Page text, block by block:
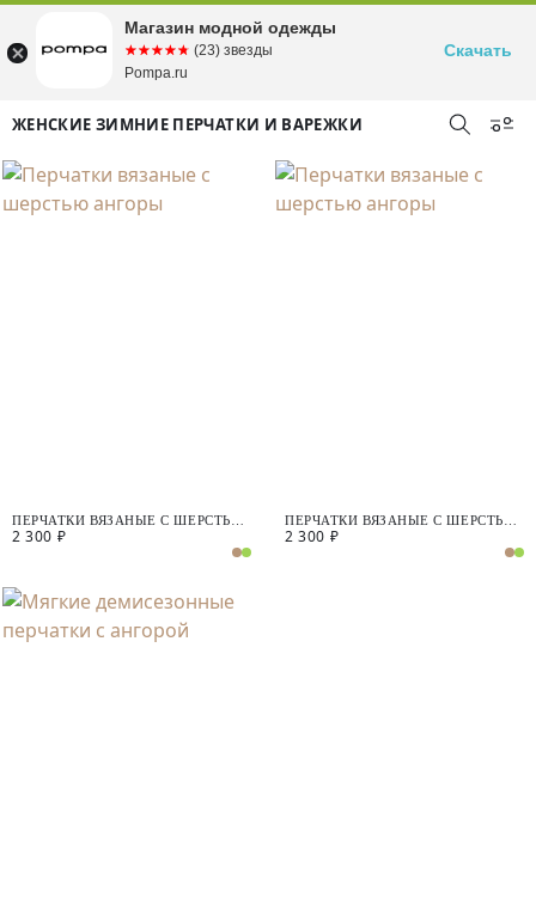
ЖЕНСКИЕ ЗИМНИЕ ПЕРЧАТКИ И ВАРЕЖКИ
ПЕРЧАТКИ ВЯЗАНЫЕ С ШЕРСТЬЮ
АНГОРЫ
2 300 ₽
ПЕРЧАТКИ ВЯЗАНЫЕ С ШЕРСТЬЮ
АНГОРЫ
2 300 ₽
Магазин модной одежды
☆☆☆☆☆
★★★★★ (23) звезды
Pompa.ru
Скачать